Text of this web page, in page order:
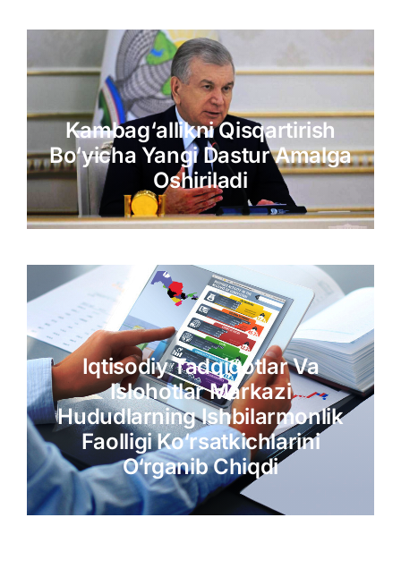
Kambag‘allikni Qisqartirish
Bo‘yicha Yangi Dastur Amalga
Oshiriladi
Iqtisodiy Tadqiqotlar Va
Islohotlar Markazi
Hududlarning Ishbilarmonlik
Faolligi Ko‘rsatkichlarini
O‘rganib Chiqdi